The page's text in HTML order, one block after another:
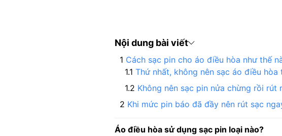
Nội dung bài viết
Cách sạc pin cho áo điều hòa như thế
Thứ nhất, không nên sạc áo điều hòa
Không nên sạc pin nửa chừng rồi rút
Khi mức pin báo đã đầy nên rút sạc
Áo điều hòa sử dụng sạc pin loại nào?